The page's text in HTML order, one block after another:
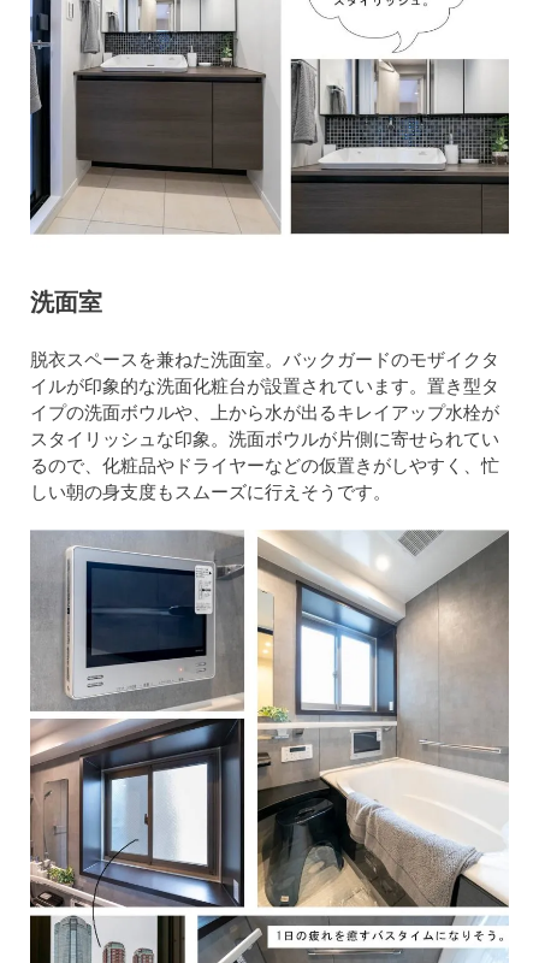
洗面室
脱衣スペースを兼ねた洗面室。バックガードのモザイクタ
イルが印象的な洗面化粧台が設置されています。置き型タ
イプの洗面ボウルや、上から水が出るキレイアップ水栓が
スタイリッシュな印象。洗面ボウルが片側に寄せられてい
るので、化粧品やドライヤーなどの仮置きがしやすく、忙
しい朝の身支度もスムーズに行えそうです。